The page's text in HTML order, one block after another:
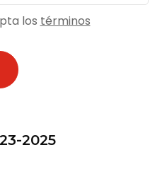
los términos
2025